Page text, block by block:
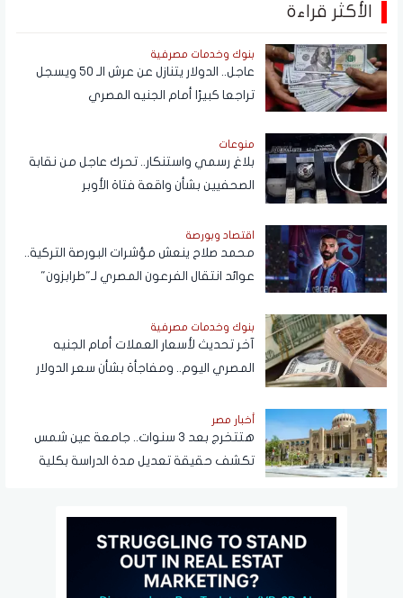
الأكثر قراءة
بنوك وخدمات مصرفية
عاجل.. الدولار يتنازل عن عرش الـ 50 ويسجل
تراجعا كبيرًا أمام الجنيه المصري
منوعات
بلاغ رسمي واستنكار.. تحرك عاجل من نقابة
الصحفيين بشأن واقعة فتاة الأوبر
اقتصاد وبورصة
محمد صلاح ينعش مؤشرات البورصة التركية..
عوائد انتقال الفرعون المصري لـ"طرابزون"
بنوك وخدمات مصرفية
آخر تحديث لأسعار العملات أمام الجنيه
المصري اليوم.. ومفاجأة بشأن سعر الدولار
أخبار مصر
هتتخرج بعد 3 سنوات.. جامعة عين شمس
تكشف حقيقة تعديل مدة الدراسة بكلية